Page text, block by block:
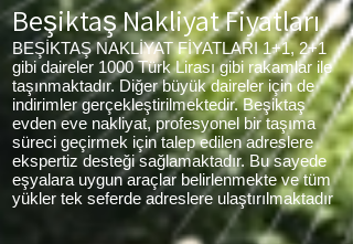
Beşiktaş Nakliyat Fiyatları
BEŞİKTAŞ NAKLİYAT FİYATLARI 1+1, 2+1
gibi daireler 1000 Türk Lirası gibi rakamlar ile
taşınmaktadır. Diğer büyük daireler için de
indirimler gerçekleştirilmektedir. Beşiktaş
evden eve nakliyat, profesyonel bir taşıma
süreci geçirmek için talep edilen adreslere
ekspertiz desteği sağlamaktadır. Bu sayede
eşyalara uygun araçlar belirlenmekte ve tüm
yükler tek seferde adreslere ulaştırılmaktadır